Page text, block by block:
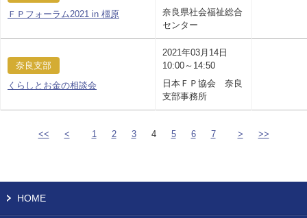
ＦＰフォーラム2021 in 橿原
奈良県社会福祉総合
センター
奈良支部
くらしとお金の相談会
2021年03月14日
10:00～14:50
日本ＦＰ協会 奈良
支部事務所
<< < 1 2 3 4 5 6 7 > >>
HOME